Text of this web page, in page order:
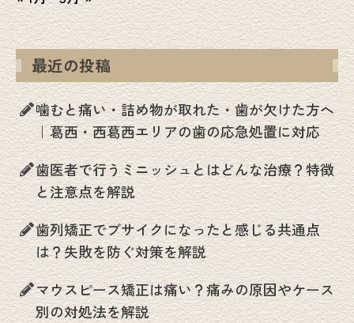
最近の投稿
噛むと痛い・詰め物が取れた・歯が欠けた方へ
｜葛西・西葛西エリアの歯の応急処置に対応
歯医者で行うミニッシュとはどんな治療？特徴
と注意点を解説
歯列矯正でブサイクになったと感じる共通点
は？失敗を防ぐ対策を解説
マウスピース矯正は痛い？痛みの原因やケース
別の対処法を解説